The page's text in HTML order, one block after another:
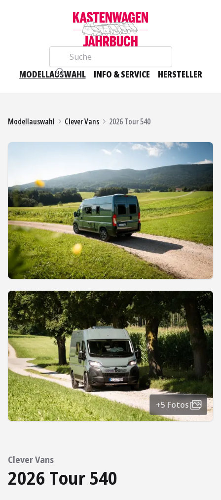
Suche
MODELLAUSWAHL INFO & SERVICE HERSTELLER
Modellauswahl Clever Vans 2026 Tour 540
+5 Fotos
Clever Vans
2026 Tour 540